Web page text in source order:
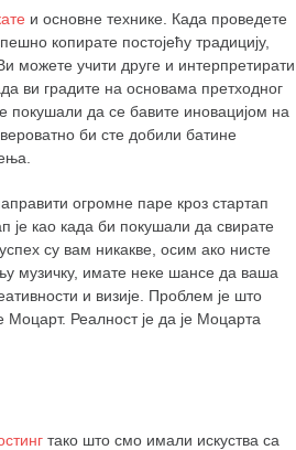
и основне технике. Када проведете
копирате постојећу традицију,
можете учити друге и интерпретирати
ви градите на основама претходног
покушали да се бавите иновацијом на
би сте добили батине
огромне паре кроз стартап
је као када би покушали да свирате
су вам никакве, осим ако нисте
музичку, имате неке шансе да ваша
и визије. Проблем је што
Реалност је да је Моцарта
тако што смо имали искуства са